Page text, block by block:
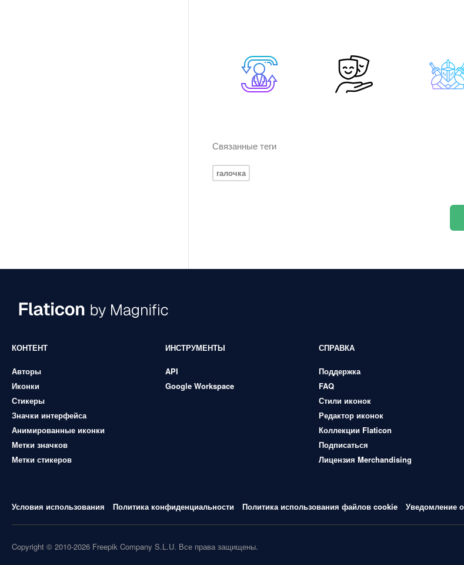
Связанные теги
галочка
КОНТЕНТ
Авторы
Иконки
Стикеры
Значки интерфейса
Анимированные иконки
Метки значков
Метки стикеров
ИНСТРУМЕНТЫ
API
Google Workspace
СПРАВКА
Поддержка
FAQ
Стили иконок
Редактор иконок
Коллекции Flaticon
Подписаться
Лицензия Merchandising
Условия использования Политика конфиденциальности Политика использования файлов cookie Уведомление
Copyright © 2010-2026 Freepik Company S.L.U. Все права защищены.